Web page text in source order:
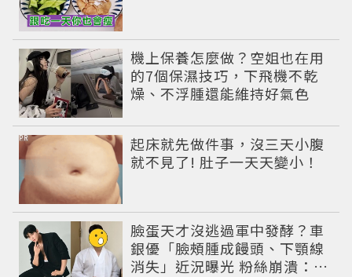
機上保養怎麼做？空姐也在用
的7個保濕技巧，下飛機不乾
燥、不浮腫還能維持好氣色
起床就先做件事，沒三天小腹
就不見了! 肚子一天天變小！
PR
臉蛋天才沒逃過軍中發酵？車
銀優「臉頰腫成饅頭、下顎線
消失」近況曝光 粉絲崩潰：空